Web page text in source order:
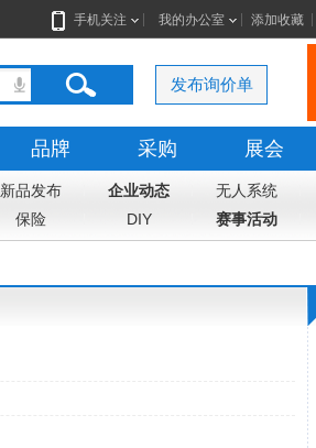
手机关注 我的办公室 添加收藏
发布询价单
品牌 采购 展会
新品发布 企业动态 无人系统
保险 DIY 赛事活动